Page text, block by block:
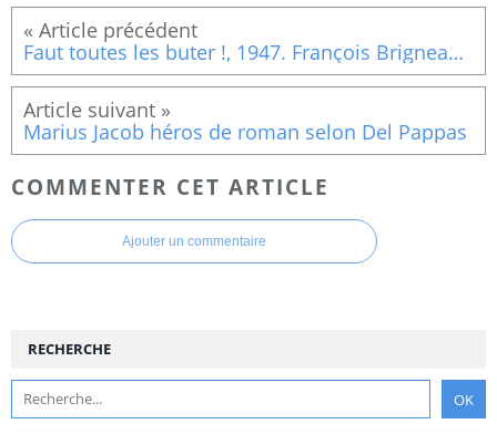
Faut toutes les buter !, 1947. François Brigneau précurseur du roman noir.
Marius Jacob héros de roman selon Del Pappas
COMMENTER CET ARTICLE
Ajouter un commentaire
RECHERCHE